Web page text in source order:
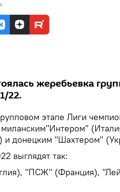
жеребьевка
22.
этапе Лиги
донецким "Шахтером"
выглядят так:
"ПСЖ" (Франция),